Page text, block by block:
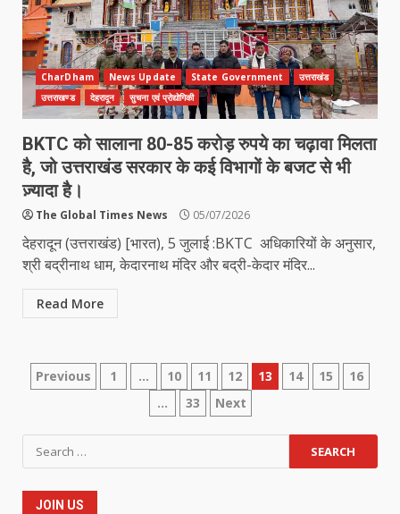
CharDham News Update State Government
उत्तराखंड
उत्तराखण्ड
देहरादून सुचना एवं प्रोद्योगिकी
BKTC को सालाना 80-85 करोड़ रुपये का चढ़ावा मिलता
है, जो उत्तराखंड सरकार के कई विभागों के बजट से भी
ज़्यादा है।
The Global Times News 05/07/2026
देहरादून (उत्तराखंड) [भारत), 5 जुलाई :BKTC अधिकारियों के अनुसार,
श्री बद्रीनाथ धाम, केदारनाथ मंदिर और बद्री-केदार मंदिर...
Read More
Posts
pagination
Previous 1 … 10 11 12 13 14 15
16
…
33 Next
Search
for:
JOIN US